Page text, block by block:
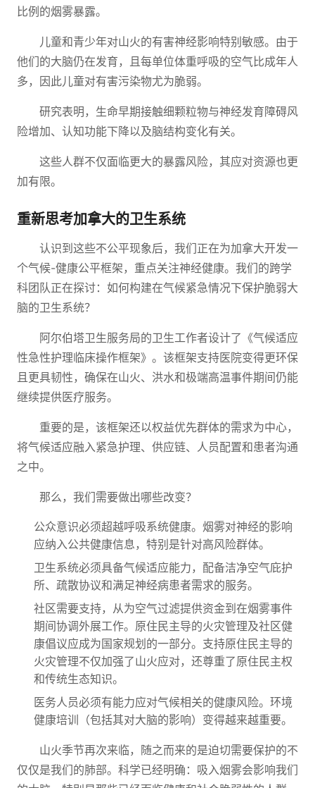
比例的烟雾暴露。
儿童和青少年对山火的有害神经影响特别敏感。由于
他们的大脑仍在发育，且每单位体重呼吸的空气比成年人
多，因此儿童对有害污染物尤为脆弱。
研究表明，生命早期接触细颗粒物与神经发育障碍风
险增加、认知功能下降以及脑结构变化有关。
这些人群不仅面临更大的暴露风险，其应对资源也更
加有限。
重新思考加拿大的卫生系统
认识到这些不公平现象后，我们正在为加拿大开发一
个气候-健康公平框架，重点关注神经健康。我们的跨学
科团队正在探讨：如何构建在气候紧急情况下保护脆弱大
脑的卫生系统？
阿尔伯塔卫生服务局的卫生工作者设计了《气候适应
性急性护理临床操作框架》。该框架支持医院变得更环保
且更具韧性，确保在山火、洪水和极端高温事件期间仍能
继续提供医疗服务。
重要的是，该框架还以权益优先群体的需求为中心，
将气候适应融入紧急护理、供应链、人员配置和患者沟通
之中。
那么，我们需要做出哪些改变？
公众意识必须超越呼吸系统健康。烟雾对神经的影响
应纳入公共健康信息，特别是针对高风险群体。
卫生系统必须具备气候适应能力，配备洁净空气庇护
所、疏散协议和满足神经病患者需求的服务。
社区需要支持，从为空气过滤提供资金到在烟雾事件
期间协调外展工作。原住民主导的火灾管理及社区健
康倡议应成为国家规划的一部分。支持原住民主导的
火灾管理不仅加强了山火应对，还尊重了原住民主权
和传统生态知识。
医务人员必须有能力应对气候相关的健康风险。环境
健康培训（包括其对大脑的影响）变得越来越重要。
山火季节再次来临，随之而来的是迫切需要保护的不
仅仅是我们的肺部。科学已经明确：吸入烟雾会影响我们